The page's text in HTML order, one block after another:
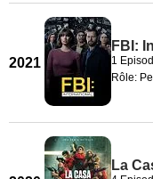
2021
FBI:
1
Rôle:
La